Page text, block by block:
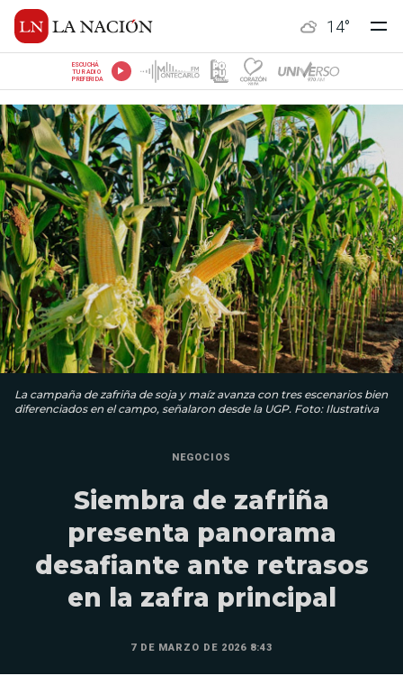
14°
ESCUCHÁ
TU RADIO
PREFERIDA
La campaña de zafriña de soja y maíz avanza con tres escenarios bien
diferenciados en el campo, señalaron desde la UGP. Foto: Ilustrativa
NEGOCIOS
Siembra de zafriña
presenta panorama
desafiante ante retrasos
en la zafra principal
7 DE MARZO DE 2026 8:43